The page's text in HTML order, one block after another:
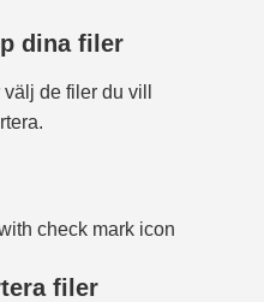
dina filer
de filer du vill
filer